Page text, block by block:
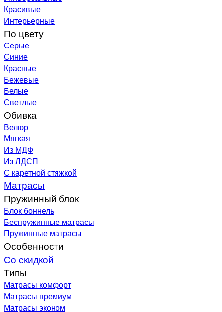
Красивые
Интерьерные
По цвету
Серые
Синие
Красные
Бежевые
Белые
Светлые
Обивка
Велюр
Мягкая
Из МДФ
Из ЛДСП
С каретной стяжкой
Матрасы
Пружинный блок
Блок боннель
Беспружинные матрасы
Пружинные матрасы
Особенности
Со скидкой
Типы
Матрасы комфорт
Матрасы премиум
Матрасы эконом